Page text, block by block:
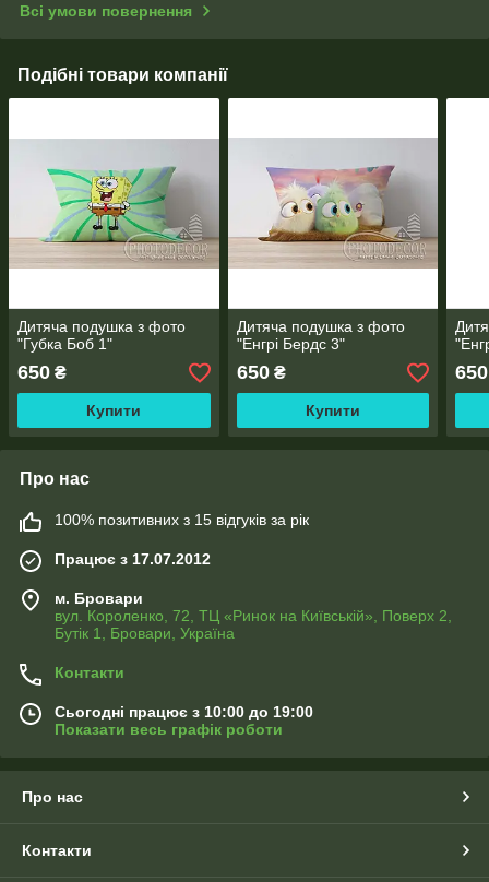
Всі умови повернення
Подібні товари компанії
Дитяча подушка з фото
"Губка Боб 1"
650 ₴
Купити
Дитяча подушка з фото
"Енгрі Бердс 3"
650₴
Купити
650
Про нас
100% позитивних з 15 відгуків за рік
Працює з 17.07.2012
м. Бровари
вул. Короленко, 72, ТЦ «Ринок на Київській», Поверх 2,
Бутік 1, Бровари, Україна
Контакти
Сьогодні працює з 10:00 до 19:00
Показати весь графік роботи
Про нас
Контакти